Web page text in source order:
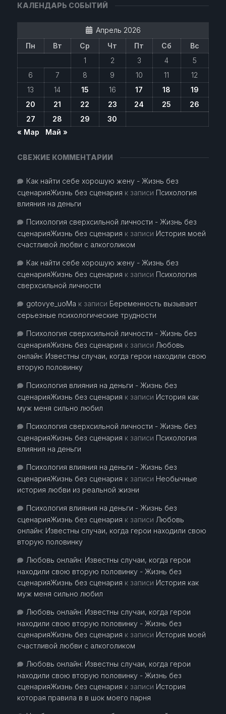
КАЛЕНДАРЬ СОБЫТИЙ
Апрель 2026
Пн
Вт Ср Чт Пт Сб
Вс
1
2 3 4
5
6
7 8 9 10 11
12
13
14 15 16 17 18
19
20
21 22 23 24 25
26
27
28 29
30
« Мар
Май »
СВЕЖИЕ КОММЕНТАРИИ
Как найти себе хорошую жену - Жизнь без
сценарияЖизнь без сценария к записи Психология
влияния на деньги
Психология сверхсильной личности - Жизнь без
сценарияЖизнь без сценария к записи История моей
счастливой любви с алкоголиком
Как найти себе хорошую жену - Жизнь без
сценарияЖизнь без сценария к записи Психология
сверхсильной личности
gotovye_uoMa к записи Беременность вызывает
серьезные психологические трудности
Психология сверхсильной личности - Жизнь без
сценарияЖизнь без сценария к записи Любовь
онлайн: Известны случаи, когда герои находили свою
вторую половинку
Психология влияния на деньги - Жизнь без
сценарияЖизнь без сценария к записи История как
муж меня сильно любил
Психология сверхсильной личности - Жизнь без
сценарияЖизнь без сценария к записи Психология
влияния на деньги
Психология влияния на деньги - Жизнь без
сценарияЖизнь без сценария к записи Необычные
история любви из реальной жизни
Психология влияния на деньги - Жизнь без
сценарияЖизнь без сценария к записи Любовь
онлайн: Известны случаи, когда герои находили свою
вторую половинку
Любовь онлайн: Известны случаи, когда герои
находили свою вторую половинку - Жизнь без
сценарияЖизнь без сценария к записи История как
муж меня сильно любил
Любовь онлайн: Известны случаи, когда герои
находили свою вторую половинку - Жизнь без
сценарияЖизнь без сценария к записи История моей
счастливой любви с алкоголиком
Любовь онлайн: Известны случаи, когда герои
находили свою вторую половинку - Жизнь без
сценарияЖизнь без сценария к записи История
которая правила в в шок моего парня